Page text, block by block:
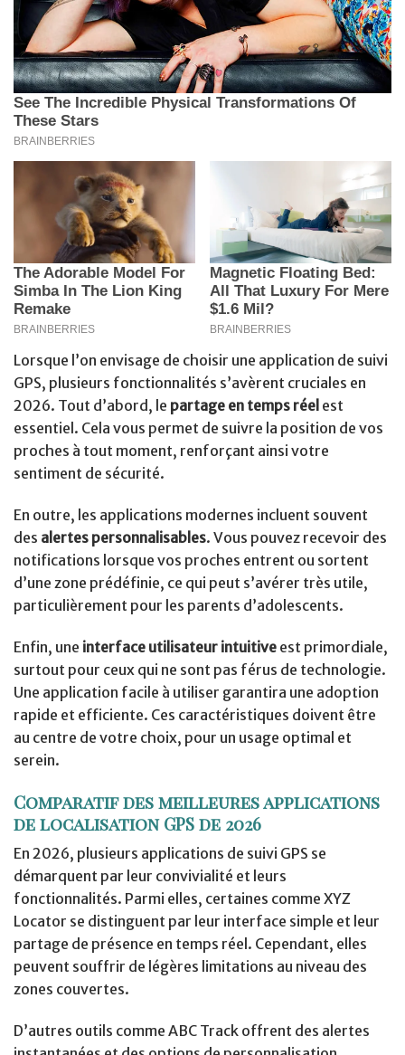
Lorsque l’on envisage de choisir une application de suivi
GPS, plusieurs fonctionnalités s’avèrent cruciales en
2026. Tout d’abord, le partage en temps réel est
essentiel. Cela vous permet de suivre la position de vos
proches à tout moment, renforçant ainsi votre
sentiment de sécurité.
En outre, les applications modernes incluent souvent
des alertes personnalisables. Vous pouvez recevoir des
notifications lorsque vos proches entrent ou sortent
d’une zone prédéfinie, ce qui peut s’avérer très utile,
particulièrement pour les parents d’adolescents.
Enfin, une interface utilisateur intuitive est primordiale,
surtout pour ceux qui ne sont pas férus de technologie.
Une application facile à utiliser garantira une adoption
rapide et efficiente. Ces caractéristiques doivent être
au centre de votre choix, pour un usage optimal et
serein.
Comparatif des meilleures applications
de localisation GPS de 2026
En 2026, plusieurs applications de suivi GPS se
démarquent par leur convivialité et leurs
fonctionnalités. Parmi elles, certaines comme XYZ
Locator se distinguent par leur interface simple et leur
partage de présence en temps réel. Cependant, elles
peuvent souffrir de légères limitations au niveau des
zones couvertes.
D’autres outils comme ABC Track offrent des alertes